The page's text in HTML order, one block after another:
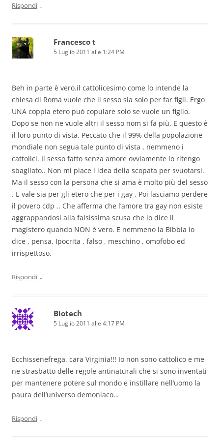
Rispondi ↓
Francesco t
5 Luglio 2011 alle 1:24 PM
Beh in parte è vero.il cattolicesimo come lo intende la
chiesa di Roma vuole che il sesso sia solo per far figli. Ergo
UNA coppia etero puó copulare solo se vuole un figlio.
Dopo se non ne vuole altri il sesso nom si fa più. E questo è
il loro punto di vista. Peccato che il 99% della popolazione
mondiale non segua tale punto di vista , nemmeno i
cattolici. Il sesso fatto senza amore ovviamente lo ritengo
sbagliato.. Non mi piace l idea della scopata per svuotarsi.
Ma il sesso con la persona che si ama è molto più del sesso
. E vale sia per gli etero che per i gay . Poi lasciamo perdere
il povero cdp .. Che afferma che l’amore tra gay non esiste
aggrappandosi alla falsissima scusa che lo dice il
magistero quando NON è vero. E nemmeno la Bibbia lo
dice , pensa. Ipocrita , falso , meschino , omofobo ed
irrispettoso.
Rispondi ↓
Biotech
5 Luglio 2011 alle 4:17 PM
Ecchissenefrega, cara Virginia!!! Io non sono cattolico e me
ne strasbatto delle regole antinaturali che si sono inventati
per mantenere potere sul mondo e instillare nell’uomo la
paura dell’universo demoniaco…
Rispondi ↓